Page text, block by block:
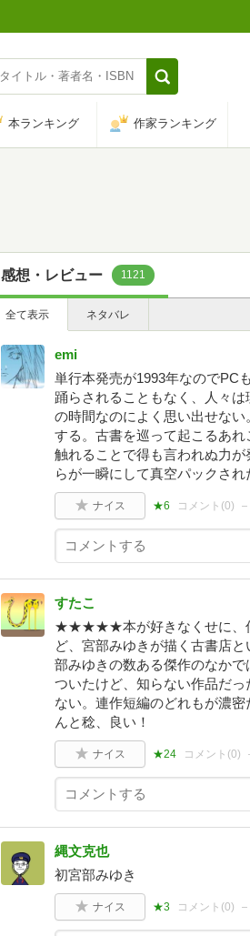
本ランキング 作家ランキング
感想・レビュー 1121
全て表示 ネタバレ
emi
単行本発売が1993年なのでPC
踊らされることもなく、人々
の時間なのによく思い出せな
する。古書を巡って起こるあ
触れることで得も言われぬ力
らが一瞬にして真空パックされ
ナイス ★6 コメント(0)
すたこ
★★★★★本が好きなくせに、何
ど、宮部みゆきが描く古書店
部みゆきの数ある傑作のなか
ついたけど、知らない作品だ
ない。連作短編のどれもが濃
んと稔、良い！
ナイス ★24 コメント(0)
縄文克也
初宮部みゆき
ナイス ★3 コメント(0)